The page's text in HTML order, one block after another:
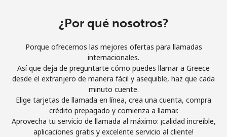
o
Continuar con
¿Por qué nosotros?
Porque ofrecemos las mejores ofertas para llamadas
internacionales.
Así que deja de preguntarte cómo puedes llamar a Greece
desde el extranjero de manera fácil y asequible, haz que cada
minuto cuente.
Elige tarjetas de llamada en línea, crea una cuenta, compra
crédito prepagado y comienza a llamar.
Aprovecha tu servicio de llamada al máximo: ¡calidad increíble,
aplicaciones gratis y excelente servicio al cliente!